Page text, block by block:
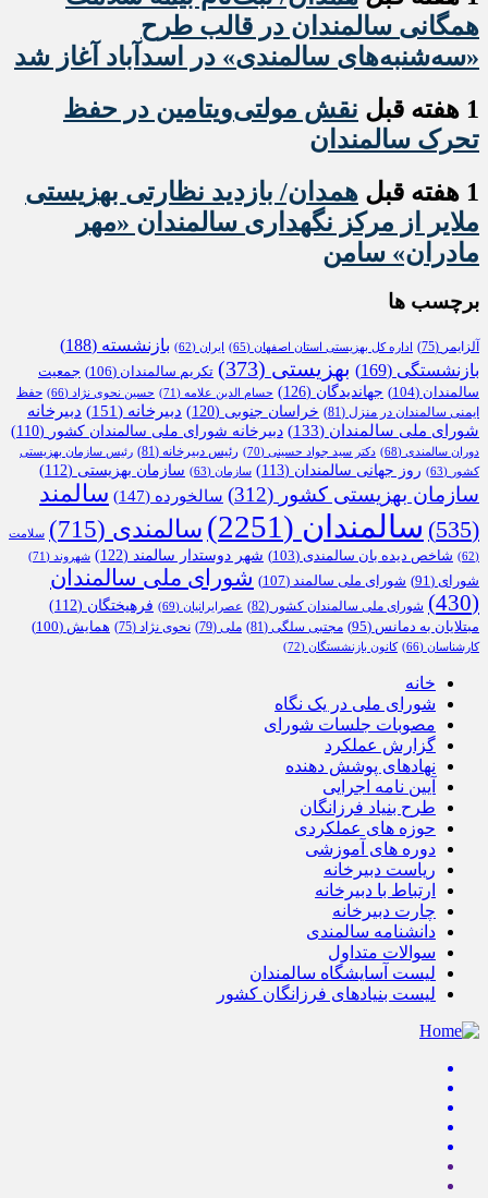
همگانی سالمندان در قالب طرح
«سه‌شنبه‌های سالمندی» در اسدآباد آغاز شد
1 هفته قبل
نقش مولتی‌ویتامین در حفظ
تحرک سالمندان
1 هفته قبل
همدان/ بازدید نظارتی بهزیستی
ملایر از مرکز نگهداری سالمندان «مهر
مادران» سامن
برچسب ها
آلزایمر (75) اداره کل بهزیستی استان اصفهان (65) ایران (62) بازنشسته (188)
بازنشستگی (169) بهزیستی (373) تکریم سالمندان (106)
جمعیت
سالمندان (104) جهاندیدگان (126) حسام الدین علامه (71) حسین نحوی نژاد (66)
حفظ
ایمنی سالمندان در منزل (81) خراسان جنوبی (120) دبیرخانه (151)
دبیرخانه
شورای ملی سالمندان (133) دبیرخانه شورای ملی سالمندان کشور (110)
دوران سالمندی (68) دکتر سید جواد حسینی (70) رئیس دبیرخانه (81)
رئیس سازمان بهزیستی
کشور (63) روز جهانی سالمندان (113) سازمان (63) سازمان بهزیستی (112)
سازمان بهزیستی کشور (312) سالخورده (147)
سالمند
(535)
سالمندان (2251) سالمندی (715)
سلامت
(62)
شاخص دیده بان سالمندی (103) شهر دوستدار سالمند (122) شهروند (71)
شورای (91) شورای ملی سالمند (107)
شورای ملی سالمندان
(430)
شورای ملی سالمندان کشور (82) عصرایرانیان (69) فرهیختگان (112)
مبتلایان به دمانس (95) مجتبی سلگی (81) ملی (79) نحوی نژاد (75) همایش (100)
کارشناسان (66) کانون بازنشستگان (72)
خانه
شورای ملی در یک نگاه
مصوبات جلسات شورای
گزارش عملکرد
نهادهای پوشش دهنده
آیین نامه اجرایی
طرح بنیاد فرزانگان
حوزه های عملکردی
دوره های آموزشی
ریاست دبیرخانه
ارتباط با دبیرخانه
چارت دبیرخانه
دانشنامه سالمندی
سوالات متداول
لیست آسایشگاه سالمندان
لیست بنیادهای فرزانگان کشور